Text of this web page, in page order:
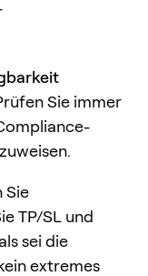
Sie immer
Sie
TP/SL und
sei die
extremes